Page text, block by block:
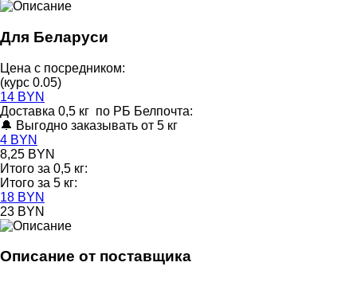
Для Беларуси
Цена с посредником:
(курс 0.05)
14 BYN
Доставка 0,5 кг по РБ Белпочта:
🔔 Выгодно заказывать от 5 кг
4 BYN
8,25 BYN
Итого за 0,5 кг:
Итого за 5 кг:
18 BYN
23 BYN
Описание от поставщика